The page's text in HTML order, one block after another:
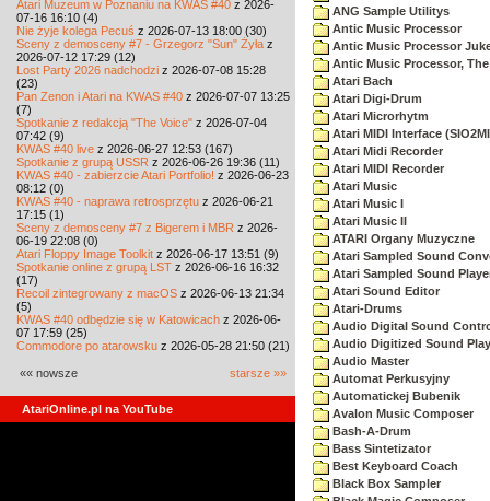
Atari Muzeum w Poznaniu na KWAS #40 z 2026-
07-16 16:10 (4)
Nie żyje kolega Pecuś z 2026-07-13 18:00 (30)
Sceny z demosceny #7 - Grzegorz "Sun" Żyła z
2026-07-12 17:29 (12)
Lost Party 2026 nadchodzi z 2026-07-08 15:28
(23)
Pan Zenon i Atari na KWAS #40 z 2026-07-07 13:25
(7)
Spotkanie z redakcją "The Voice" z 2026-07-04
07:42 (9)
KWAS #40 live z 2026-06-27 12:53 (167)
Spotkanie z grupą USSR z 2026-06-26 19:36 (11)
KWAS #40 - zabierzcie Atari Portfolio! z 2026-06-23
08:12 (0)
KWAS #40 - naprawa retrosprzętu z 2026-06-21
17:15 (1)
Sceny z demosceny #7 z Bigerem i MBR z 2026-
06-19 22:08 (0)
Atari Floppy Image Toolkit z 2026-06-17 13:51 (9)
Spotkanie online z grupą LST z 2026-06-16 16:32
(17)
Recoil zintegrowany z macOS z 2026-06-13 21:34
(5)
KWAS #40 odbędzie się w Katowicach z 2026-06-
07 17:59 (25)
Commodore po atarowsku z 2026-05-28 21:50 (21)
«« nowsze starsze »»
AtariOnline.pl na YouTube
ANG Sample Utilitys
Antic Music Processor
Antic Music Processor
Antic Music Processor, The
Atari Bach
Atari Digi-Drum
Atari Microrhytm
Atari MIDI Interface
Atari Midi Recorder
Atari MIDI Recorder
Atari Music
Atari Music I
Atari Music II
ATARI Organy Muzyczne
Atari Sampled Sound
Atari Sampled Sound
Atari Sound Editor
Atari-Drums
Audio Digital Sound
Audio Digitized Sound
Audio Master
Automat Perkusyjny
Automatickej Bubenik
Avalon Music Composer
Bash-A-Drum
Bass Sintetizator
Best Keyboard Coach
Black Box Sampler